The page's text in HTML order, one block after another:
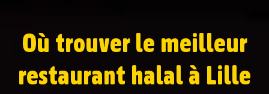
Où trouver le meilleur
restaurant halal à Lille